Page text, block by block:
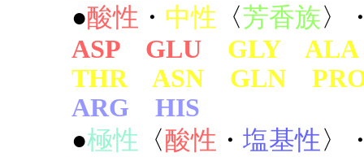
●酸性 ・ 中性 〈芳香族〉
ASP GLU
GLY
THR ASN GLN
ARG HIS
●極性 〈酸性 ・ 塩基性 〉